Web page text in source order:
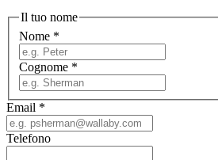
Il tuo nome
Nome *
Cognome *
Email *
Telefono